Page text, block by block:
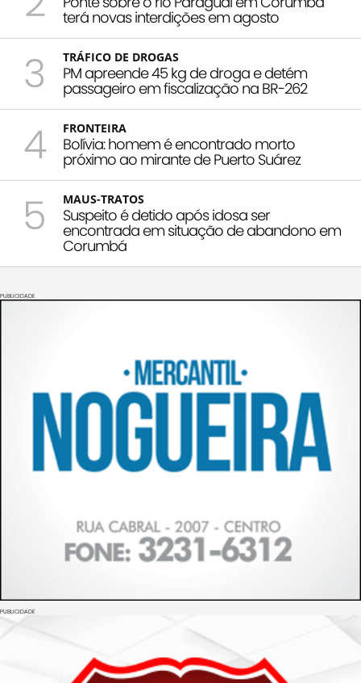
terá novas interdições em agosto
3 TRÁFICO DE DROGAS
PM apreende 45 kg de droga e detém
passageiro em fiscalização na BR-262
4 FRONTEIRA
Bolívia: homem é encontrado morto
próximo ao mirante de Puerto Suárez
5 MAUS-TRATOS
Suspeito é detido após idosa ser
encontrada em situação de abandono em
Corumbá
PUBLICIDADE
PUBLICIDADE